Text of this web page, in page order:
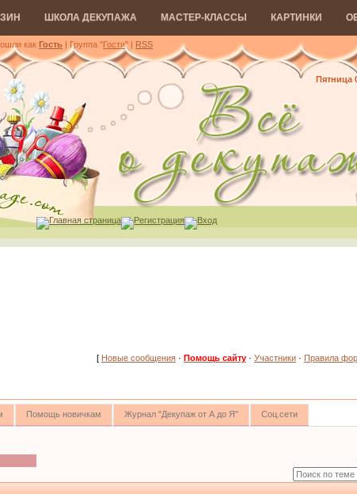
ШКОЛА ДЕКУПАЖА МАСТЕР-КЛАССЫ КАРТИНКИ
как Гость | Группа "Гости" | RSS
Пятница
Главная страница Регистрация Вход
[ Новые сообщения · Помощь сайту · Участники · Правила
Помощь новичкам Журнал "Декупаж от А до Я" Соц.сети